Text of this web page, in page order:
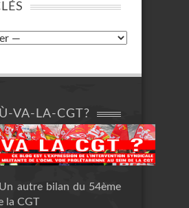
VA-LA-CGT?
autre bilan du 54ème
la CGT